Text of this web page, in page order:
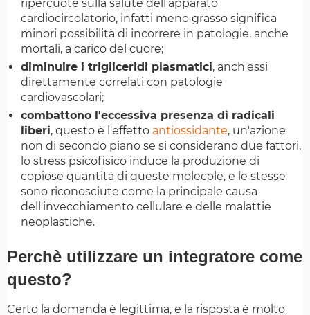
ripercuote sulla salute dell'apparato
cardiocircolatorio, infatti meno grasso significa
minori possibilità di incorrere in patologie, anche
mortali, a carico del cuore;
diminuire i trigliceridi plasmatici, anch'essi
direttamente correlati con patologie
cardiovascolari;
combattono l'eccessiva presenza di radicali
liberi, questo è l'effetto antiossidante, un'azione
non di secondo piano se si considerano due fattori,
lo stress psicofisico induce la produzione di
copiose quantità di queste molecole, e le stesse
sono riconosciute come la principale causa
dell'invecchiamento cellulare e delle malattie
neoplastiche.
Perchè utilizzare un integratore come
questo?
Certo la domanda è legittima, e la risposta è molto